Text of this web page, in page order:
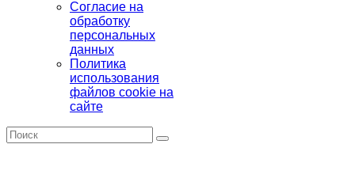
Согласие на
обработку
персональных
данных
Политика
использования
файлов cookie на
сайте